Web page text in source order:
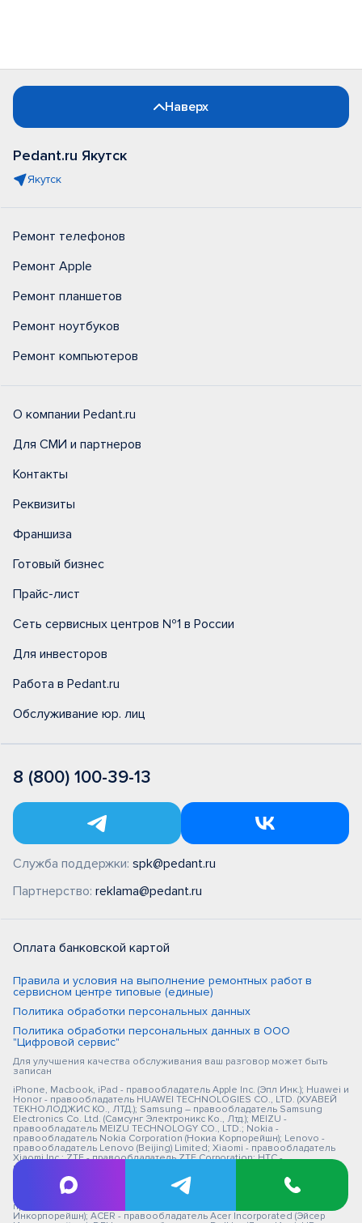
Наверх
Pedant.ru Якутск
Якутск
Ремонт телефонов
Ремонт Apple
Ремонт планшетов
Ремонт ноутбуков
Ремонт компьютеров
О компании Pedant.ru
Для СМИ и партнеров
Контакты
Реквизиты
Франшиза
Готовый бизнес
Прайс-лист
Сеть сервисных центров №1 в России
Для инвесторов
Работа в Pedant.ru
Обслуживание юр. лиц
8 (800) 100-39-13
Служба поддержки: spk@pedant.ru
Партнерство: reklama@pedant.ru
Оплата банковской картой
Правила и условия на выполнение ремонтных работ в
сервисном центре типовые (единые)
Политика обработки персональных данных
Политика обработки персональных данных в ООО
"Цифровой сервис"
Для улучшения качества обслуживания ваш разговор может быть
записан
iPhone, Macbook, iPad - правообладатель Apple Inc. (Эпл Инк.); Huawei и
Honor - правообладатель HUAWEI TECHNOLOGIES CO., LTD. (ХУАВЕЙ
ТЕКНОЛОДЖИС КО., ЛТД.); Samsung – правообладатель Samsung
Electronics Co. Ltd. (Самсунг Электроникс Ко., Лтд.); MEIZU -
правообладатель MEIZU TECHNOLOGY CO., LTD.; Nokia -
правообладатель Nokia Corporation (Нокиа Корпорейшн); Lenovo -
правообладатель Lenovo (Beijing) Limited; Xiaomi - правообладатель
Xiaomi Inc.; ZTE - правообладатель ZTE Corporation; HTC -
правообладатель HTC CORPORATION (Эйч-Ти-Си КОРПОРЕЙШН); LG -
правообладатель LG Corp. (ЭлДжи Корп.); Philips - правообладатель
Koninklijke Philips N.V. (Конинклийке Филипс Н.В.); Sony -
правообладатель Sony Corporation (Сони Корпорейшн); ASUS -
правообладатель ASUSTeK Computer Inc. (Асустек Компьютер
Инкорпорейшн); ACER - правообладатель Acer Incorporated (Эйсер